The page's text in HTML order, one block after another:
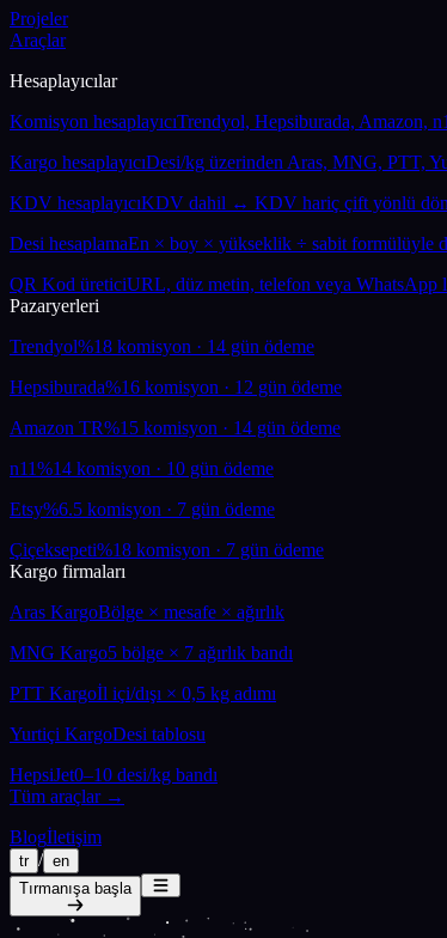
Projeler
Araçlar
Hesaplayıcılar
Komisyon hesaplayıcıTrendyol, Hepsiburada, Amazon,
Kargo hesaplayıcıDesi/kg üzerinden Aras, MNG, PTT,
KDV hesaplayıcıKDV dahil ↔ KDV hariç çift yönlü
Desi hesaplamaEn × boy × yükseklik ÷ sabit formülüyle
QR Kod üreticiURL, düz metin, telefon veya WhatsApp
Pazaryerleri
Trendyol%18 komisyon · 14 gün ödeme
Hepsiburada%16 komisyon · 12 gün ödeme
Amazon TR%15 komisyon · 14 gün ödeme
n11%14 komisyon · 10 gün ödeme
Etsy%6.5 komisyon · 7 gün ödeme
Çiçeksepeti%18 komisyon · 7 gün ödeme
Kargo firmaları
Aras KargoBölge × mesafe × ağırlık
MNG Kargo5 bölge × 7 ağırlık bandı
PTT Kargoİl içi/dışı × 0,5 kg adımı
Yurtiçi KargoDesi tablosu
HepsiJet0–10 desi/kg bandı
Tüm araçlar →
Blogİletişim
tr / en
Tırmanışa başla